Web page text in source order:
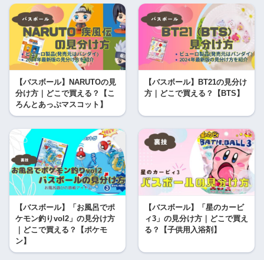
【バスボール】NARUTOの見
分け方｜どこで買える？【こ
ろんとあっぷマスコット】
【バスボール】BT21の見分け
方｜どこで買える？【BTS】
【バスボール】「お風呂でポ
ケモン釣りvol2」の見分け方
｜どこで買える？【ポケモ
ン】
【バスボール】「星のカービ
ィ3」の見分け方｜どこで買え
る？【子供用入浴剤】